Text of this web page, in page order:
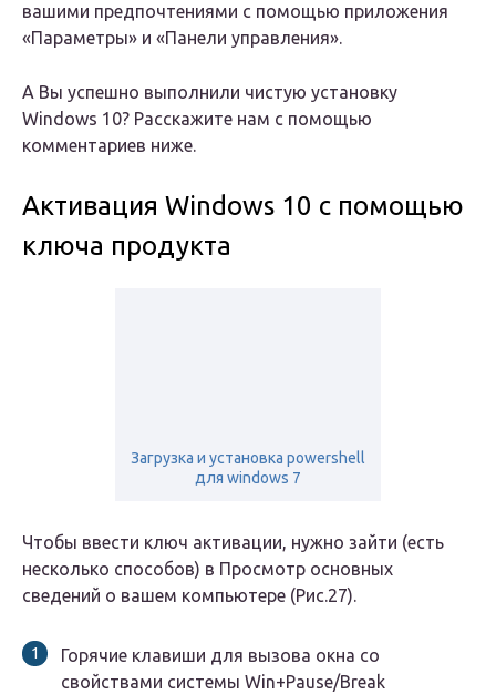
вашими предпочтениями с помощью приложения
«Параметры» и «Панели управления».
А Вы успешно выполнили чистую установку
Windows 10? Расскажите нам с помощью
комментариев ниже.
Активация Windows 10 с помощью
ключа продукта
Загрузка и установка powershell
для windows 7
Чтобы ввести ключ активации, нужно зайти (есть
несколько способов) в Просмотр основных
сведений о вашем компьютере (Рис.27).
Горячие клавиши для вызова окна со
свойствами системы Win+Pause/Break